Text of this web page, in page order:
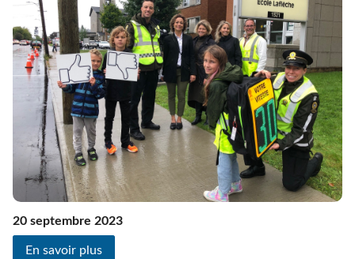
20 septembre 2023
En savoir plus